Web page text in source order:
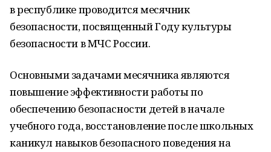
в республике проводится месячник
безопасности, посвященный Году культуры
безопасности в МЧС России.
Основными задачами месячника являются
повышение эффективности работы по
обеспечению безопасности детей в начале
учебного года, восстановление после школьных
каникул навыков безопасного поведения на